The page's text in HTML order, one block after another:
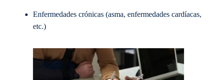
Enfermedades crónicas (asma, enfermedades cardíacas,
etc.)